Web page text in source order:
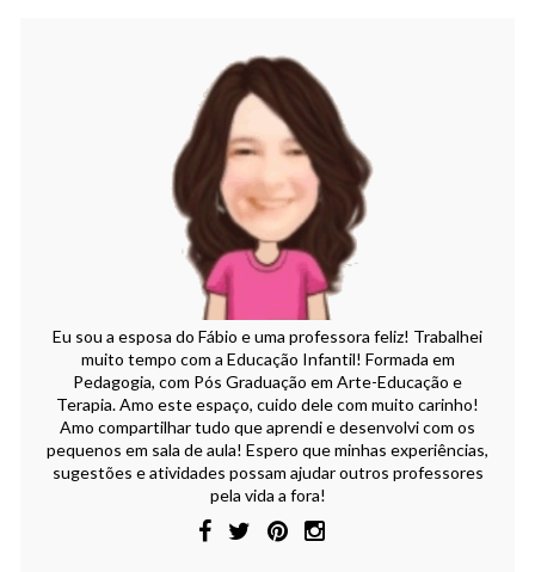
Eu sou a esposa do Fábio e uma professora feliz! Trabalhei
muito tempo com a Educação Infantil! Formada em
Pedagogia, com Pós Graduação em Arte-Educação e
Terapia. Amo este espaço, cuido dele com muito carinho!
Amo compartilhar tudo que aprendi e desenvolvi com os
pequenos em sala de aula! Espero que minhas experiências,
sugestões e atividades possam ajudar outros professores
pela vida a fora!